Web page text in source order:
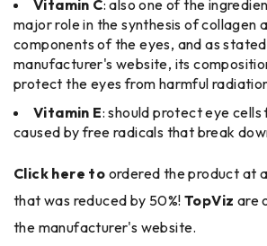
Vitamin C: also one of the
major role in the synthesis of collagen
components of the eyes, and as
manufacturer's website, its
protect the eyes from harmful
Vitamin E: should protect eye
caused by free radicals that break
Click here to ordered the product at
that was reduced by 50%! TopViz are
the manufacturer's website.